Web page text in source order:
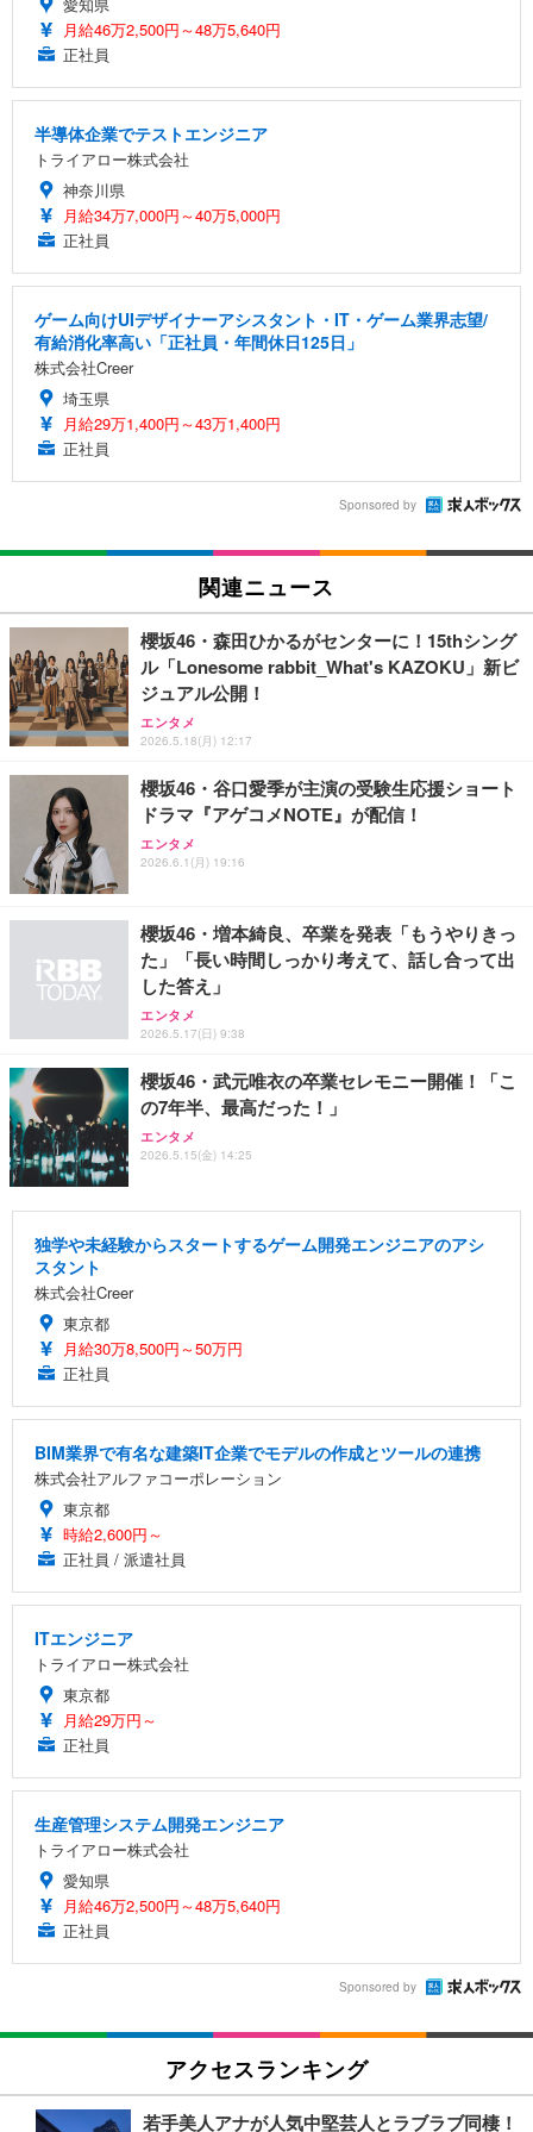
月給46万2,500円～48万5,640円
正社員
半導体企業でテストエンジニア
トライアロー株式会社
神奈川県
月給34万7,000円～40万5,000円
正社員
ゲーム向けUIデザイナーアシスタント・IT・ゲーム業界志望/
有給消化率高い「正社員・年間休日125日」
株式会社Creer
埼玉県
月給29万1,400円～43万1,400円
正社員
Sponsored by
関連ニュース
櫻坂46・森田ひかるがセンターに！15thシング
ル「Lonesome rabbit_What's KAZOKU」新ビ
ジュアル公開！
エンタメ
2026.5.18(月) 12:17
櫻坂46・谷口愛季が主演の受験生応援ショート
ドラマ『アゲコメNOTE』が配信！
エンタメ
2026.6.1(月) 19:16
櫻坂46・増本綺良、卒業を発表「もうやりきっ
た」「長い時間しっかり考えて、話し合って出
した答え」
エンタメ
2026.5.17(日) 9:38
櫻坂46・武元唯衣の卒業セレモニー開催！「こ
の7年半、最高だった！」
エンタメ
2026.5.15(金) 14:25
独学や未経験からスタートするゲーム開発エンジニアのアシ
スタント
株式会社Creer
東京都
月給30万8,500円～50万円
正社員
BIM業界で有名な建築IT企業でモデルの作成とツールの連携
株式会社アルファコーポレーション
東京都
時給2,600円～
正社員 / 派遣社員
ITエンジニア
トライアロー株式会社
東京都
月給29万円～
正社員
生産管理システム開発エンジニア
トライアロー株式会社
愛知県
月給46万2,500円～48万5,640円
正社員
Sponsored by
アクセスランキング
若手美人アナが人気中堅芸人とラブラブ同棲！